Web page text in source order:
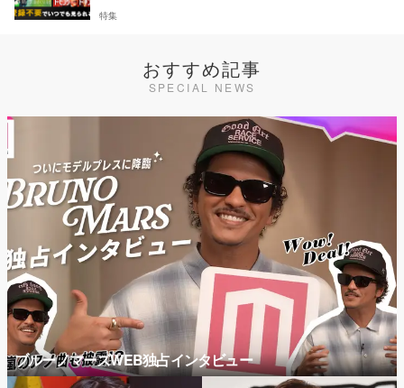
特集
おすすめ記事
SPECIAL NEWS
ブルーノマーズWEB独占インタビュー